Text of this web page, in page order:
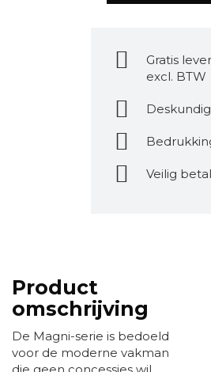
Gratis
excl. BTW
Veilig
Product
omschrijving
De Magni-serie is bedoeld
voor de moderne vakman